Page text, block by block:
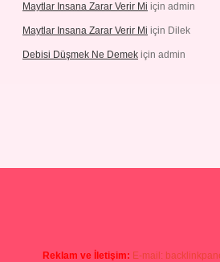
Maytlar Insana Zarar Verir Mi için admin
Maytlar Insana Zarar Verir Mi için Dilek
Debisi Düşmek Ne Demek için admin
Reklam ve İletişim: E-mail: